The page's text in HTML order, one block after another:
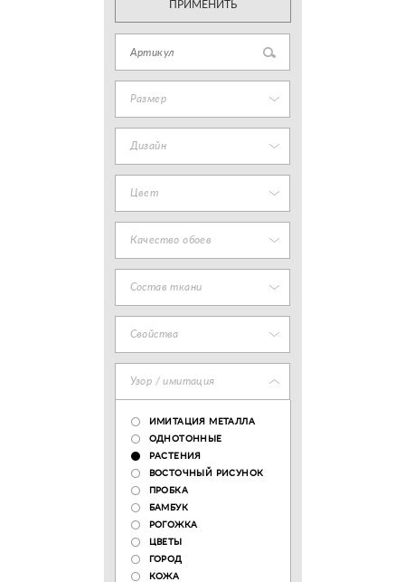
ПРИМЕНИТЬ
Размер
Дизайн
Цвет
Качество обоев
Состав ткани
Свойства
Узор / имитация
ИМИТАЦИЯ МЕТАЛЛА
ОДНОТОННЫЕ
РАСТЕНИЯ
ВОСТОЧНЫЙ РИСУНОК
ПРОБКА
БАМБУК
РОГОЖКА
ЦВЕТЫ
ГОРОД
КОЖА